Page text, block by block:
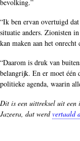
bevolking.”
“Ik ben ervan overtuigd
situatie anders. Zionisten
kan maken aan het onrecht
“Daarom is druk van
belangrijk. En er moet één
politieke agenda, waarin
Dit is een uittreksel uit een
Jazeera, dat werdvertaald